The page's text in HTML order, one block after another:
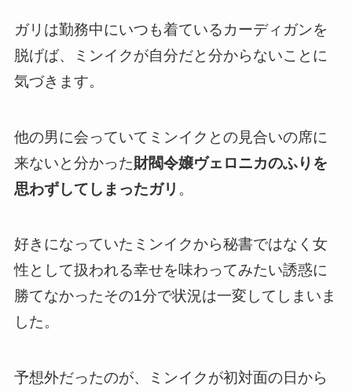
ガリは勤務中にいつも着ているカーディガンを
脱げば、ミンイクが自分だと分からないことに
気づきます。
他の男に会っていてミンイクとの見合いの席に
来ないと分かった財閥令嬢ヴェロニカのふりを
思わずしてしまったガリ 。
好きになっていたミンイクから秘書ではなく女
性として扱われる幸せを味わってみたい誘惑に
勝てなかったその1分で状況は一変してしまいま
した。
予想外だったのが、ミンイクが初対面の日から